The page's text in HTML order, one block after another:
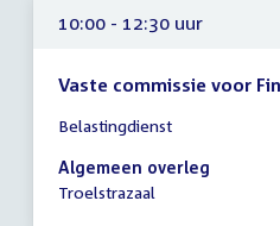
10:00 - 12:30 uur
Vaste commissie voor
vergadering
10:00
-
Belastingdienst
Algemeen overleg
Troelstrazaal